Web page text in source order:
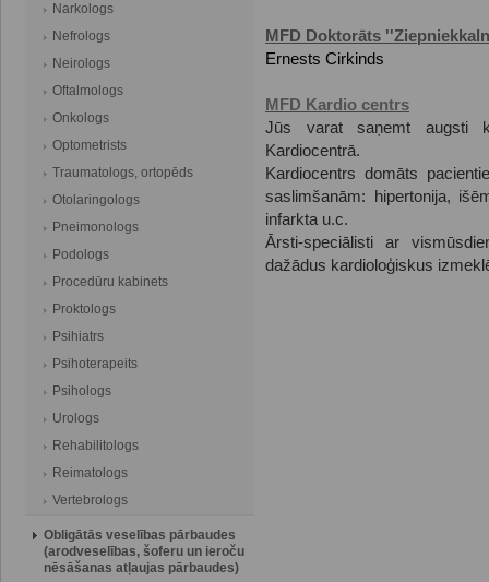
Narkologs
Nefrologs
Neirologs
Oftalmologs
Onkologs
Optometrists
Traumatologs, ortopēds
Otolaringologs
Pneimonologs
Podologs
Procedūru kabinets
Proktologs
Psihiatrs
Psihoterapeits
Psihologs
Urologs
Rehabilitologs
Reimatologs
Vertebrologs
Obligātās veselības pārbaudes
(arodveselības, šoferu un ieroču
nēsāšanas atļaujas pārbaudes)
MFD Doktorāts
Ernests Cirkinds
MFD Kardio centrs
Jūs varat saņemt augsti
Kardiocentrā.
Kardiocentrs domāts
saslimšanām: hipertonija,
infarkta u.c.
Ārsti-speciālisti ar
dažādus kardioloģiskus